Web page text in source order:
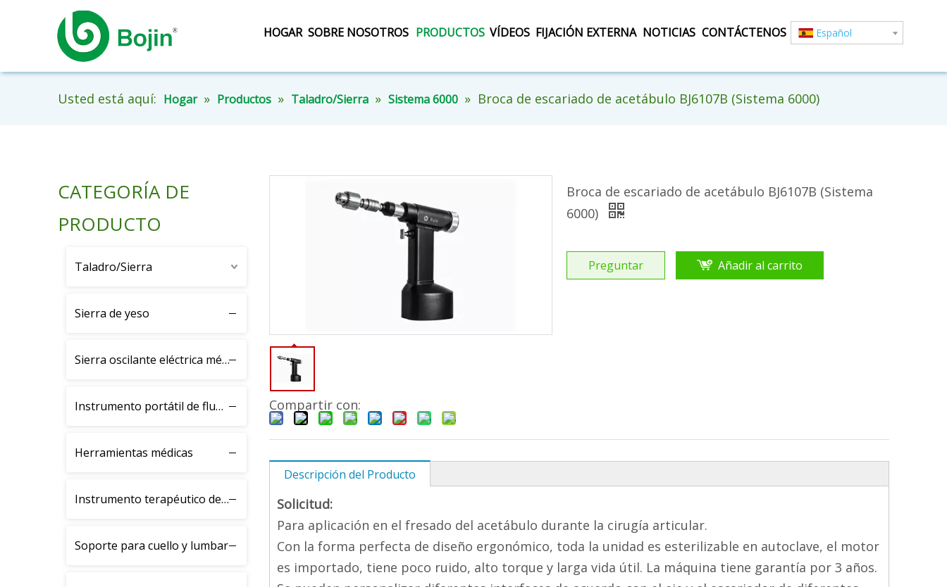
HOGAR SOBRE NOSOTROS PRODUCTOS VÍDEOS FIJACIÓN EXTERNA NOTICIAS CONTÁCTENOS Español
Usted está aquí: Hogar » Productos » Taladro/Sierra » Sistema 6000 » Broca de escariado de acetábulo BJ6107B (Sistema 6000)
CATEGORÍA DE
PRODUCTO
Taladro/Sierra
Sierra de yeso
Sierra oscilante eléctrica médica BJH
Instrumento portátil de fluoroscopia de rayos X
Herramientas médicas
Instrumento terapéutico de fractura BJK
Soporte para cuello y lumbar
Compartir con:
Broca de escariado de acetábulo BJ6107B (Sistema
6000)
Preguntar Añadir al carrito
Descripción del Producto
Solicitud:
Para aplicación en el fresado del acetábulo durante la cirugía articular.
Con la forma perfecta de diseño ergonómico, toda la unidad es esterilizable en autoclave, el motor
es importado, tiene poco ruido, alto torque y larga vida útil. La máquina tiene garantía por 3 años.